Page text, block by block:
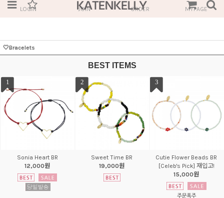
LOGIN JOIN ORDER MYPAGE
🤍Bracelets
BEST ITEMS
1
Sonia Heart BR
12,000원
2
Sweet Time BR
19,000원
3
Cutie Flower Beads BR
[Celeb's Pick] 재입고!
15,000원